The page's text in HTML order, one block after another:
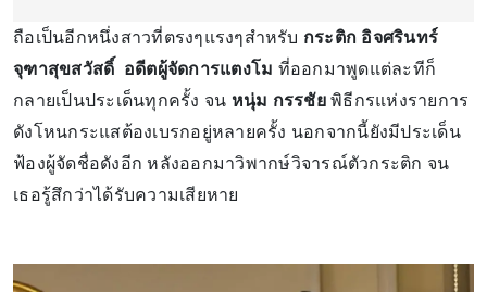
ถือเป็นอีกหนึ่งสาวที่ตรงๆแรงๆสำหรับ กระติก อิจศรินทร์
จุฑาสุขสวัสดิ์ อดีตผู้จัดการแตงโม ที่ออกมาพูดแต่ละทีก็
กลายเป็นประเด็นทุกครั้ง จน หนุ่ม กรรชัย พิธีกรแห่งรายการ
ดังโหนกระแสต้องเบรกอยู่หลายครั้ง นอกจากนี้ยังมีประเด็น
ฟ้องผู้จัดชื่อดังอีก หลังออกมาวิพากษ์วิจารณ์ตัวกระติก จน
เธอรู้สึกว่าได้รับความเสียหาย